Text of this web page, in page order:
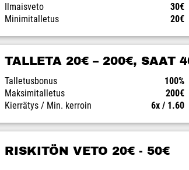
Ilmaisveto
30€
Minimitalletus
20€
TALLETA 20€ – 200€, SAAT
Talletusbonus
100%
Maksimitalletus
200€
Kierrätys / Min. kerroin
6x / 1.60
RISKITÖN VETO 20€ - 50€